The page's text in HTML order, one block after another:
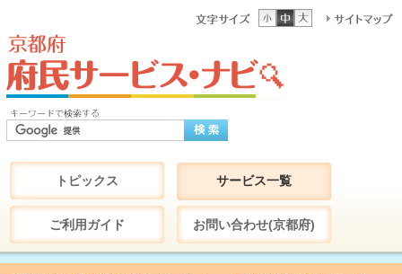
トピックス サービス一覧
ご利用ガイド お問い合わせ(京都府)